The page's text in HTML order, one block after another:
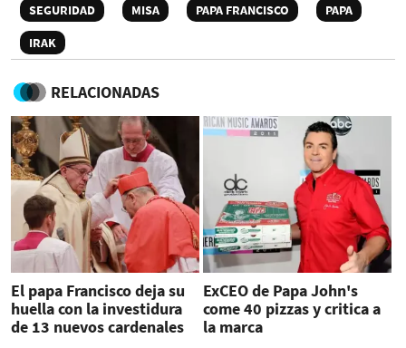
SEGURIDAD MISA PAPA FRANCISCO
PAPA
IRAK
RELACIONADAS
El papa Francisco deja su
huella con la investidura
de 13 nuevos cardenales
ExCEO de Papa John's
come 40 pizzas y critica a
la marca